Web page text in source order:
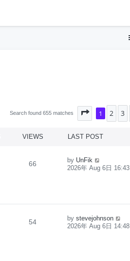
Search found 655 matches Page 1of27
1 2 3
VIEWS LAST POST
66 by UnFik
2026年 Aug 6日 16:43
54 by stevejohnson
2026年 Aug 6日 14:48